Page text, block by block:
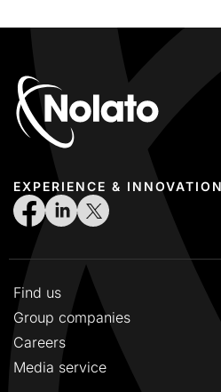
EXPERIENCE & INNOVATION
Find us
Group companies
Careers
Media service